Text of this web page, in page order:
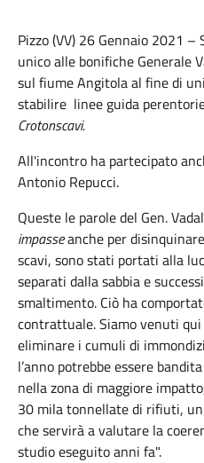
Pizzo (VV) 26 Gennaio 2021
unico alle bonifiche Generale
sul fiume Angitola al fine di
stabilire linee guida
Crotonscavi.
All'incontro ha partecipato
Antonio Repucci.
Queste le parole del Gen.
impasseanche per
scavi, sono stati portati alla
separati dalla sabbia e
smaltimento. Ciò ha
contrattuale. Siamo venuti
eliminare i cumuli di
l’anno potrebbe essere
nella zona di maggiore
30 mila tonnellate di rifiuti,
che servirà a valutare la
studio eseguito anni fa".